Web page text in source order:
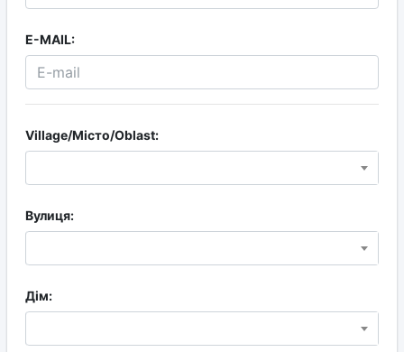
E-MAIL:
Village/Місто/Oblast:
Вулиця:
Дім: